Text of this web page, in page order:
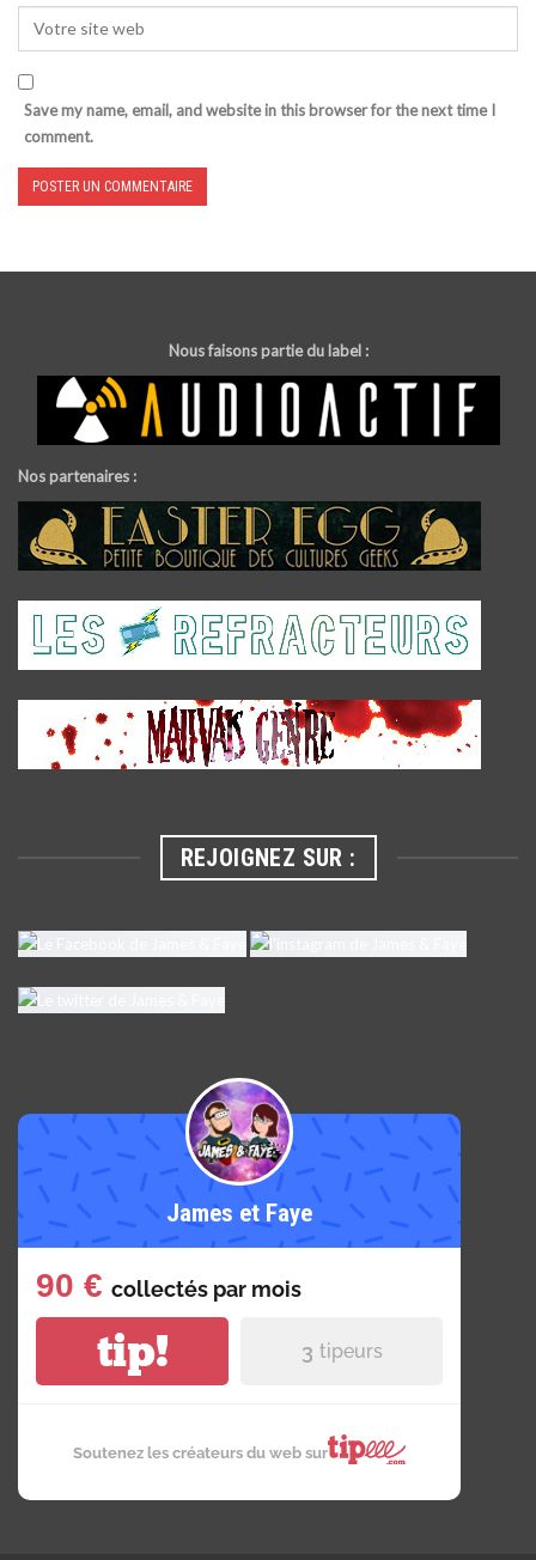
Save my name, email, and website in this browser for the next time I
comment.
Nous faisons partie du label :
Nos partenaires :
REJOIGNEZ SUR :
James et Faye
90 € collectés par mois
tip! 3 tipeurs
Soutenez les créateurs du web sur